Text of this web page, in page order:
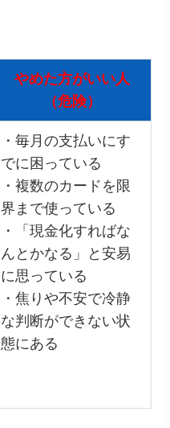
やめた方がいい人
（危険）
・毎月の支払いにす
でに困っている
・複数のカードを限
界まで使っている
・「現金化すればな
んとかなる」と安易
に思っている
・焦りや不安で冷静
な判断ができない状
態にある